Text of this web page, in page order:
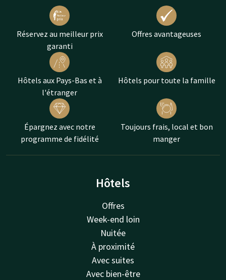
Réservez au meilleur prix
garanti
Offres avantageuses
Hôtels aux Pays-Bas et à
l'étranger
Hôtels pour toute la famille
Épargnez avec notre
programme de fidélité
Toujours frais, local et bon
manger
Hôtels
Offres
Week-end loin
Nuitée
À proximité
Avec suites
Avec bien-être